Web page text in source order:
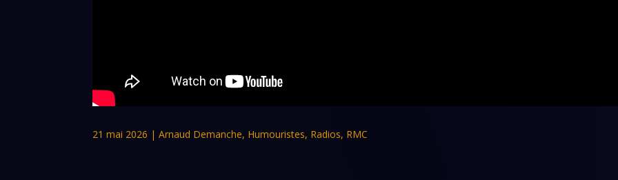
21 mai 2026 |Arnaud Demanche, Humouristes, Radios, RMC